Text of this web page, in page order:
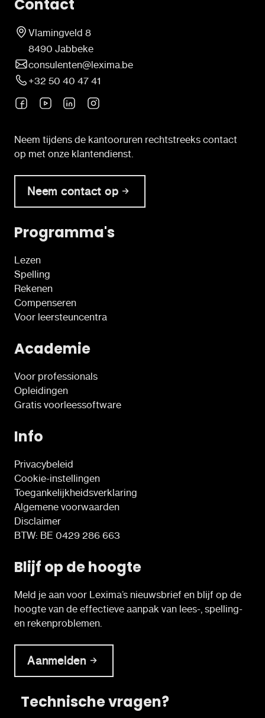
Contact
Vlamingveld 8
8490 Jabbeke
consulenten@lexima.be
+32 50 40 47 41
Neem tijdens de kantooruren rechtstreeks contact
op met onze klantendienst.
Neem contact op
Programma's
Lezen
Spelling
Rekenen
Compenseren
Voor leersteuncentra
Academie
Voor professionals
Opleidingen
Gratis voorleessoftware
Info
Privacybeleid
Cookie-instellingen
Toegankelijkheidsverklaring
Algemene voorwaarden
Disclaimer
BTW: BE 0429 286 663
Blijf op de hoogte
Meld je aan voor Lexima’s nieuwsbrief en blijf op de
hoogte van de effectieve aanpak van lees-, spelling-
en rekenproblemen.
Aanmelden
Technische vragen?